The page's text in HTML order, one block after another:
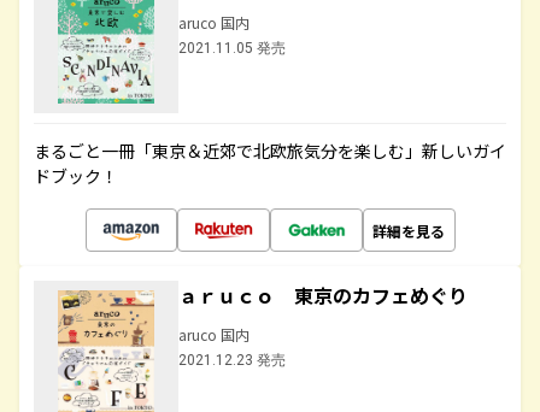
aruco 国内
2021.11.05 発売
まるごと一冊「東京＆近郊で北欧旅気分を楽しむ」新しいガイ
ドブック！
詳細を見る
ａｒｕｃｏ 東京のカフェめぐり
aruco 国内
2021.12.23 発売